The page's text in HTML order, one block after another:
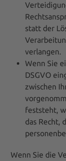
statt der
verlangen.
Wenn Sie
DSGVO
zwischen
feststeht,
das Recht,
Wenn Sie die